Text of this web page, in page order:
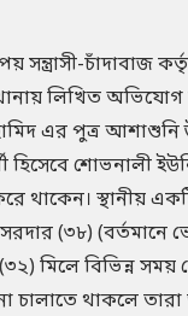
চাঁদাবাজ
লিখিত
এর পুত্র আশাশুনি
হিসেবে শোভনালী
থাকেন। স্থানীয়
(৩৮)
বিভিন্ন সময়
চালাতে থাকলে